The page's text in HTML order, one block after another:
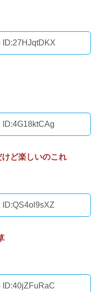
ID:27HJqtDKX
ID:4G18ktCAg
ど楽しいのこれ
ID:QS4ol9sXZ
ID:40jZFuRaC